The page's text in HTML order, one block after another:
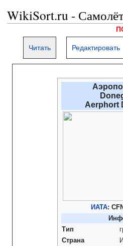
WikiSort.ru -
Читать Редактировать
Aerphort
ИАТА: CFN
Тип
Страна